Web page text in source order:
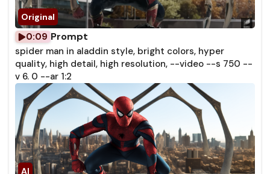
0:09 Prompt
spider man in aladdin style, bright colors, hyper
quality, high detail, high resolution, --video --s 750 --
v 6. 0 --ar 1:2